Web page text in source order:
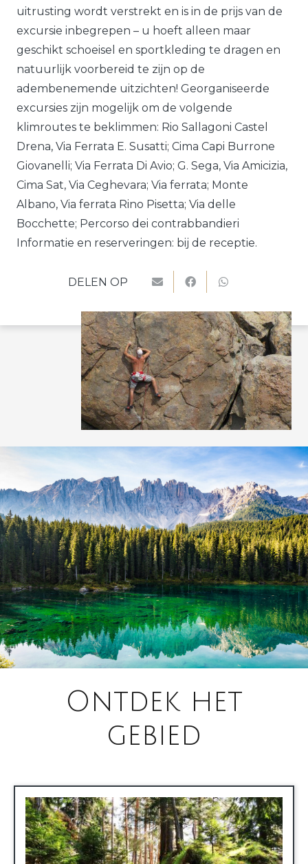
uitrusting wordt verstrekt en is in de prijs van de
excursie inbegrepen – u hoeft alleen maar
geschikt schoeisel en sportkleding te dragen en
natuurlijk voorbereid te zijn op de
adembenemende uitzichten! Georganiseerde
excursies zijn mogelijk om de volgende
klimroutes te beklimmen: Rio Sallagoni Castel
Drena, Via Ferrata E. Susatti; Cima Capi Burrone
Giovanelli; Via Ferrata Di Avio; G. Sega, Via Amicizia,
Cima Sat, Via Ceghevara; Via ferrata; Monte
Albano, Via ferrata Rino Pisetta; Via delle
Bocchette; Percorso dei contrabbandieri
Informatie en reserveringen: bij de receptie.
DELEN OP
Ontdek het
gebied